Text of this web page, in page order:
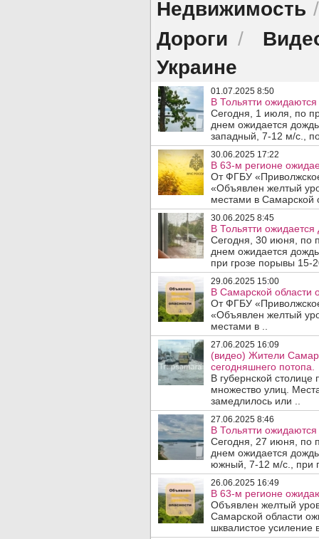
Недвижимость
Дороги /
Украине
01.07.2025 8:50
В Тольятти
Сегодня, 1 июля, по
днем ожидается
западный, 7-12 м/с.,
30.06.2025 17:22
В 63-м регионе
От ФГБУ
«Объявлен желтый
местами в Самарской
30.06.2025 8:45
В Тольятти ожидается
Сегодня, 30 июня, по
днем ожидается
при грозе порывы 15-
29.06.2025 15:00
В Самарской области
От ФГБУ
«Объявлен желтый
местами в ..
27.06.2025 16:09
(видео) Жители
сегодняшнего потопа.
В губернской
множество улиц.
замедлилось или ..
27.06.2025 8:46
В Тольятти
Сегодня, 27 июня, по
днем ожидается
южный, 7-12 м/с., при
26.06.2025 16:49
В 63-м регионе
Объявлен желтый
Самарской области
шквалистое